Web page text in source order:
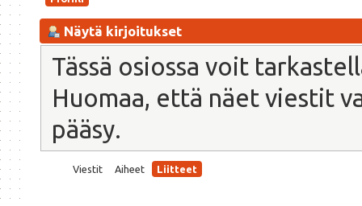
Näytä kirjoitukset
Tässä osiossa voit
Huomaa, että näet viestit
pääsy.
Viestit Aiheet Liitteet